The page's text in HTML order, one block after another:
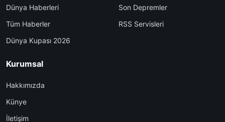
Dünya Haberleri
Tüm Haberler
Dünya Kupası 2026
Son Depremler
RSS Servisleri
Kurumsal
Hakkımızda
Künye
İletişim